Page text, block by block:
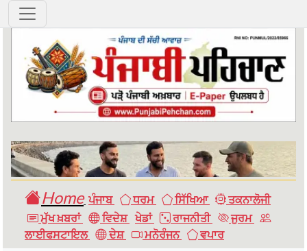
Home ਪੰਜਾਬ ਧਰਮ ਸਿੱਖਿਆ
ਤਕਨਾਲੋਜੀ
ਮੁੱਖ ਖ਼ਬਰਾਂ
ਵਿਦੇਸ਼ ਖੇਡਾਂ ਰਾਜਨੀਤੀ
ਜੁਰਮ
ਲਾਈਫਸਟਾਇਲ
ਦੇਸ਼ ਮਨੋਰੰਜਨ ਵਪਾਰ